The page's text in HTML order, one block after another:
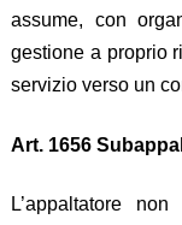
assume, con
gestione a proprio
servizio verso un
Art. 1656
L’appaltatore